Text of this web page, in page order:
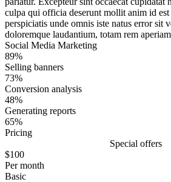
culpa qui officia deserunt mollit anim id
perspiciatis unde omnis iste natus error sit
doloremque laudantium, totam rem
Social Media Marketing
89%
Selling banners
73%
Conversion analysis
48%
Generating reports
65%
Pricing
Special offers
$100
Per month
Basic